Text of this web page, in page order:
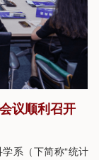
议顺利召开
系（下简称“统计